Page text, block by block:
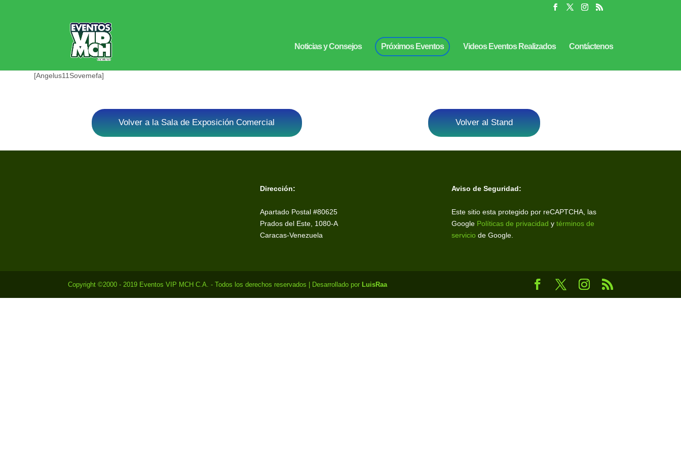
Noticias y Consejos Próximos Eventos Videos Eventos Realizados Contáctenos
[Angelus11Sovemefa]
Volver a la Sala de Exposición Comercial Volver al Stand
Dirección:
Apartado Postal #80625
Prados del Este, 1080-A
Caracas-Venezuela
Aviso de Seguridad:
Este sitio esta protegido por reCAPTCHA, las
Google Políticas de privacidad y términos de
servicio de Google.
Copyright ©2000 - 2019 Eventos VIP MCH C.A. - Todos los derechos reservados | Desarrollado por LuisRaa